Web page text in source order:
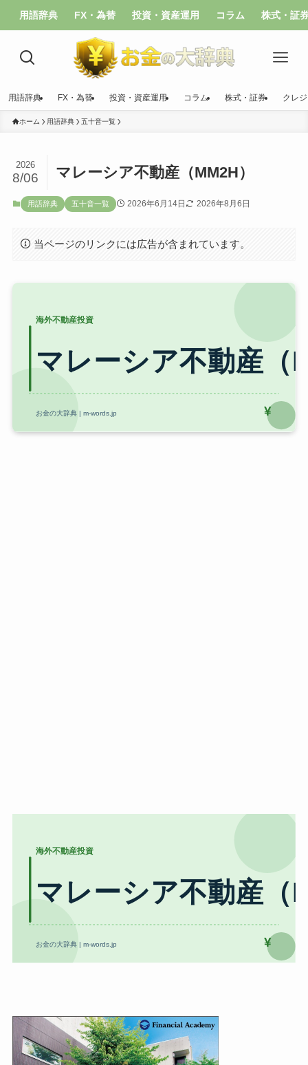
用語辞典 FX・為替 投資・資産運用 コラム 株式・証
用語辞典 FX・為替 投資・資産運用 コラム 株式・証券 クレ
ホーム 用語辞典 五十音一覧
マレーシア不動産（MM2H）
2026
8/06
用語辞典 五十音一覧 2026年6月14日 2026年8月6日
当ページのリンクには広告が含まれています。